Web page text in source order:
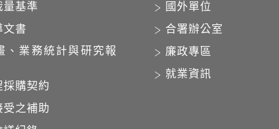
量基準
文書
、業務統計與研究報
購契約
之補助
國外單位
合署辦公室
廉政專區
就業資訊